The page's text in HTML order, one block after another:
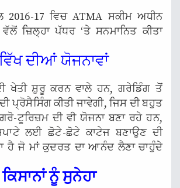
2016-17 ਵਿਚ ATMA ਸਕੀਮ ਅਧੀਨ
ਜ਼ਿਲ੍ਹਾ ਪੱਧਰ ‘ਤੇ ਸਨਮਾਨਿਤ ਕੀਤਾ
ਦੀਆਂ ਯੋਜਨਾਵਾਂ
ਖੇਤੀ ਸ਼ੁਰੂ ਕਰਨ ਵਾਲੇ ਹਨ, ਗਰੇਡਿੰਗ ਤੋਂ
ਪ੍ਰੋਸੈਸਿੰਗ ਕੀਤੀ ਜਾਵੇਗੀ, ਜਿਸ ਦੀ ਬਹੁਤ
ਟੂਰਿਜ਼ਮ ਦੀ ਵੀ ਯੋਜਨਾ ਬਣਾ ਰਹੇ ਹਨ,
ਲਈ ਛੋਟੇ-ਛੋਟੇ ਕਾਟੇਜ ਬਣਾਉਣ ਦੀ
ਹੈ ਜੋ ਮਾਂ ਕੁਦਰਤ ਦਾ ਆਨੰਦ ਲੈਣਾ ਚਾਹੁੰਦੇ
ਕਿਸਾਨਾਂ ਨੂੰ ਸੁਨੇਹਾ